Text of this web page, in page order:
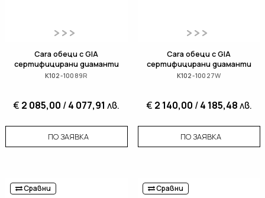
Cara обеци с GIA
сертифицирани диаманти
K102-10089R
€ 2 085,00 /4 077,91 лв.
ПО ЗАЯВКА
Cara обеци с GIA
сертифицирани диаманти
K102-10027W
€ 2 140,00 /4 185,48лв.
ПО ЗАЯВКА
Сравни Сравни